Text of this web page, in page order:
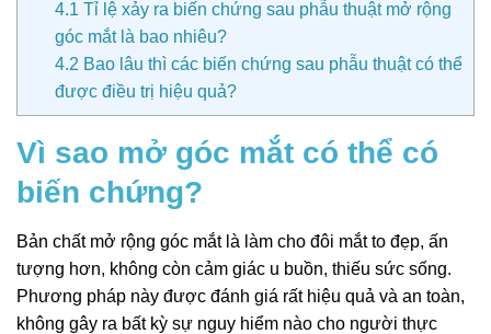
4.1 Tỉ lệ xảy ra biến chứng sau phẫu thuật mở rộng
góc mắt là bao nhiêu?
4.2 Bao lâu thì các biến chứng sau phẫu thuật có thể
được điều trị hiệu quả?
Vì sao mở góc mắt có thể có
biến chứng?
Bản chất mở rộng góc mắt là làm cho đôi mắt to đẹp, ấn
tượng hơn, không còn cảm giác u buồn, thiếu sức sống.
Phương pháp này được đánh giá rất hiệu quả và an toàn,
không gây ra bất kỳ sự nguy hiểm nào cho người thực